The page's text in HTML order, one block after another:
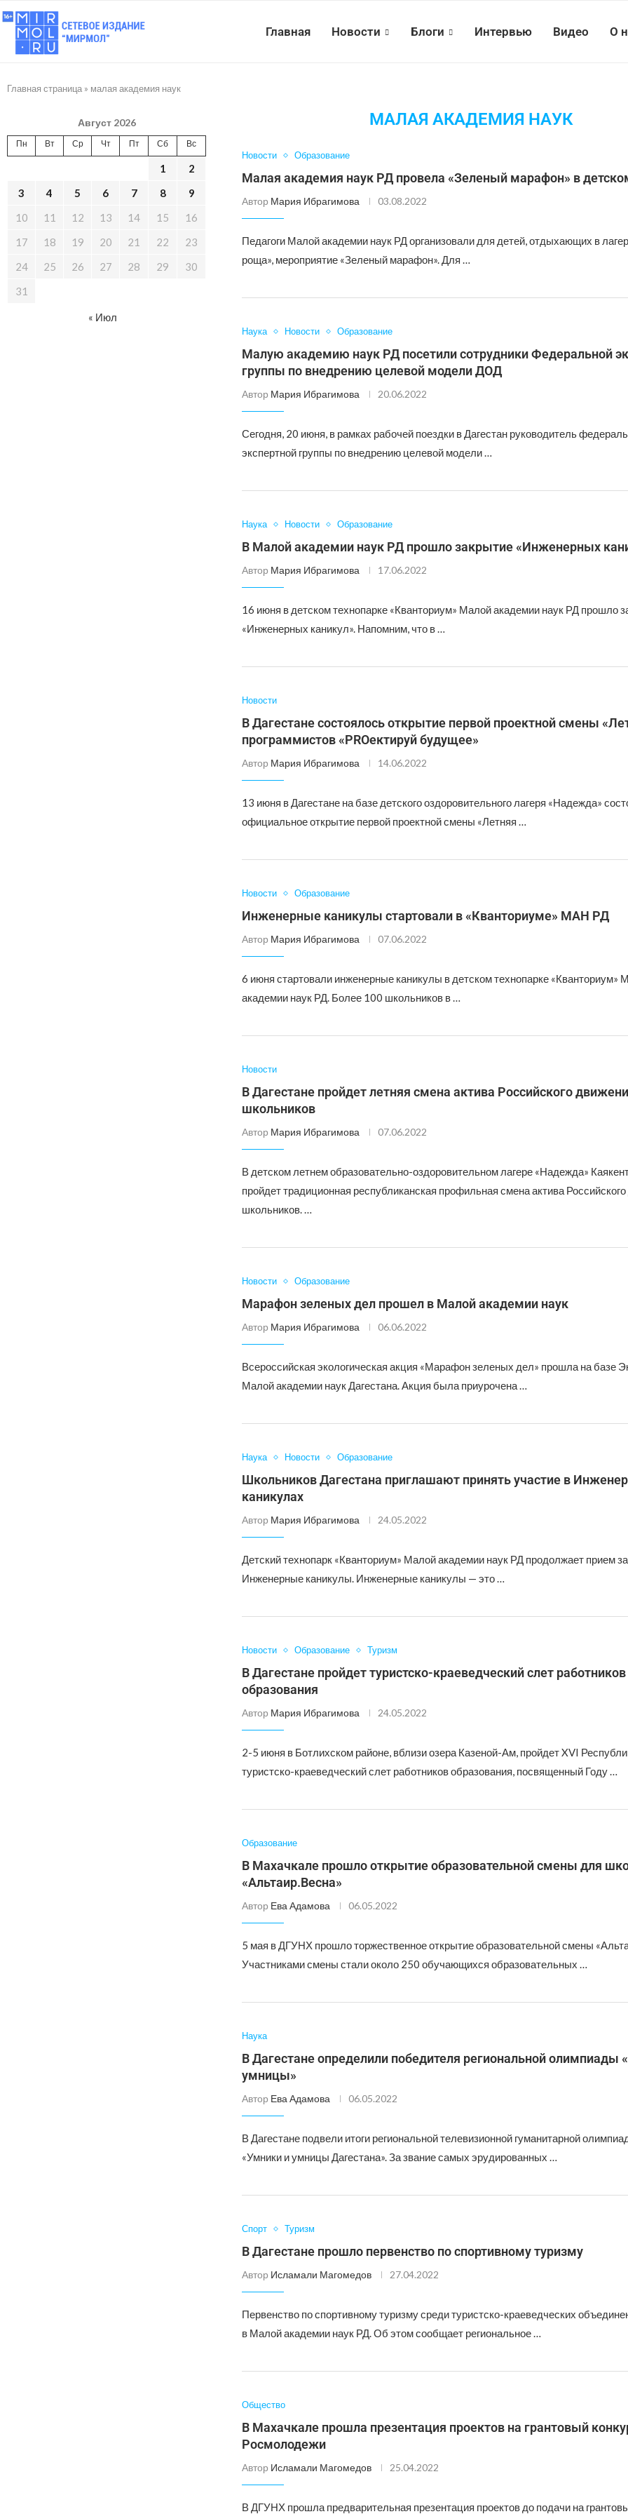
Главная Новости Блоги Интервью Видео О
Главная страница » малая академия наук
МАЛАЯ АКАДЕМИЯ НАУК
Новости Образование
Малая академия наук РД провела «Зеленый марафон» в
Автор Мария Ибрагимова 03.08.2022
Педагоги Малой академии наук РД организовали для детей, отдыхающих в
роща», мероприятие «Зеленый марафон». Для …
Наука Новости Образование
Малую академию наук РД посетили сотрудники Федеральной
группы по внедрению целевой модели ДОД
Автор Мария Ибрагимова 20.06.2022
Сегодня, 20 июня, в рамках рабочей поездки в Дагестан руководитель
экспертной группы по внедрению целевой модели …
Наука Новости Образование
В Малой академии наук РД прошло закрытие «Инженерных
Автор Мария Ибрагимова 17.06.2022
16 июня в детском технопарке «Кванториум» Малой академии наук РД прошло
«Инженерных каникул». Напомним, что в …
Новости
В Дагестане состоялось открытие первой проектной смены
программистов «PROектируй будущее»
Автор Мария Ибрагимова 14.06.2022
13 июня в Дагестане на базе детского оздоровительного лагеря «Надежда»
официальное открытие первой проектной смены «Летняя …
Новости Образование
Инженерные каникулы стартовали в «Кванториуме» МАН РД
Автор Мария Ибрагимова 07.06.2022
6 июня стартовали инженерные каникулы в детском технопарке «Кванториум»
академии наук РД. Более 100 школьников в …
Новости
В Дагестане пройдет летняя смена актива Российского
школьников
Автор Мария Ибрагимова 07.06.2022
В детском летнем образовательно-оздоровительном лагере «Надежда»
пройдет традиционная республиканская профильная смена актива
школьников. …
Новости Образование
Марафон зеленых дел прошел в Малой академии наук
Автор Мария Ибрагимова 06.06.2022
Всероссийская экологическая акция «Марафон зеленых дел» прошла на базе
Малой академии наук Дагестана. Акция была приурочена …
Наука Новости Образование
Школьников Дагестана приглашают принять участие в
каникулах
Автор Мария Ибрагимова 24.05.2022
Детский технопарк «Кванториум» Малой академии наук РД продолжает прием
Инженерные каникулы. Инженерные каникулы — это …
Новости Образование Туризм
️В Дагестане пройдет туристско-краеведческий слет работников
образования
Автор Мария Ибрагимова 24.05.2022
2-5 июня в Ботлихском районе, вблизи озера Казеной-Ам, пройдет XVI
туристско-краеведческий слет работников образования, посвященный Году …
Образование
В Махачкале прошло открытие образовательной смены для
«Альтаир.Весна»
Автор Ева Адамова 06.05.2022
5 мая в ДГУНХ прошло торжественное открытие образовательной смены
Участниками смены стали около 250 обучающихся образовательных …
Наука
В Дагестане определили победителя региональной олимпиады
умницы»
Автор Ева Адамова 06.05.2022
В Дагестане подвели итоги региональной телевизионной гуманитарной
«Умники и умницы Дагестана». За звание самых эрудированных …
Спорт Туризм
В Дагестане прошло первенство по спортивному туризму
Автор Исламали Магомедов 27.04.2022
Первенство по спортивному туризму среди туристско-краеведческих
в Малой академии наук РД. Об этом сообщает региональное …
Общество
В Махачкале прошла презентация проектов на грантовый
Росмолодежи
Автор Исламали Магомедов 25.04.2022
В ДГУНХ прошла предварительная презентация проектов до подачи на
Август 2026
Пн Вт Ср Чт Пт Сб Вс
1
2
3
4 5 6 7 8
9
10
11 12 13 14 15
16
17
18 19 20 21 22
23
24
25 26 27 28 29
30
31
« Июл